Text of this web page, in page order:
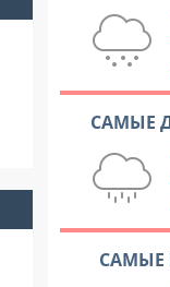
САМЫЕ
САМЫЕ